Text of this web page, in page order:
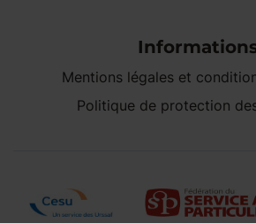
Mentions légales et
Politique de protection